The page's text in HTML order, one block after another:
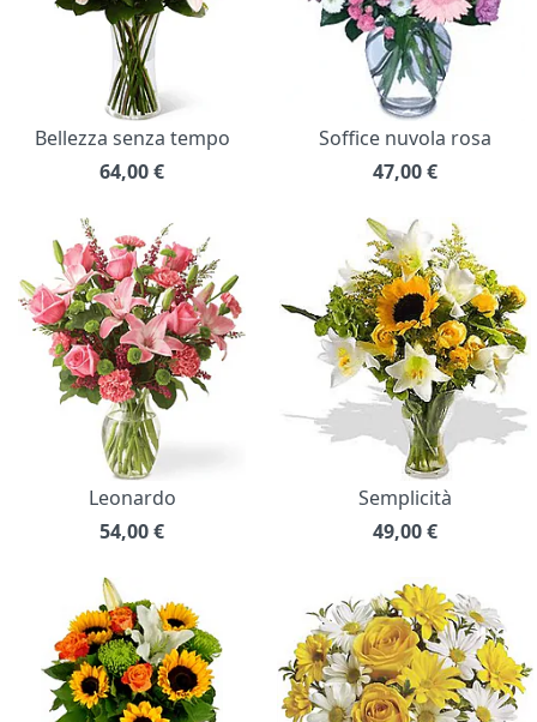
Bellezza senza tempo
64,00€
Soffice nuvola rosa
47,00€
Leonardo
54,00€
Semplicità
49,00€